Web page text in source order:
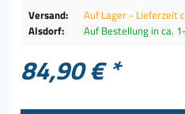
Versand:
Auf Lager - Lieferzeit
Alsdorf:
Auf Bestellung in ca.
84,90 € *